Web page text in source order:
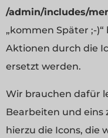
/admin/includes/
„kommen Später ;-)“
Aktionen durch die
ersetzt werden.
Wir brauchen dafür
Bearbeiten und eins
hierzu die Icons, die